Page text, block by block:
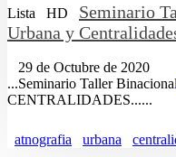
Lista HD Seminario
Urbana y
29 de Octubre de 2020
...Seminario Taller
CENTRALIDADES......
atnografia urbana